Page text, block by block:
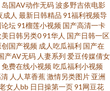
爱欧美锋 色墦基地 日本黄色永久
在线 狠狠干综合网 国产盗摄资源
啦 91黑丝喷水在线观看 91九色原创
a∨av 久久精品免费av 黄色片91 国
岛国AV动作无码波多野吉依电影
成人 最新日韩精品 91福利视频导
坛91榴莲小视频 国产高清一卡
美日韩另类091华人 国产日韩一区
国产视频 成人吃瓜福利 国产在
产AV无码 人妻系列 爱豆传媒倩女
免费在线小视频吃瓜福利小视频
人人草香蕉激情另类图片 亚洲
女人bb 日日操第一页91网豆花